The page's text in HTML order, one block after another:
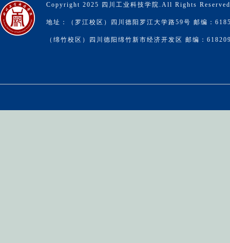
Copyright 2025 四川工业科技学院.All Rights
地址：（罗江校区）四川德阳罗江大学路59号 邮编：
（绵竹校区）四川德阳绵竹新市经济开发区 邮编：